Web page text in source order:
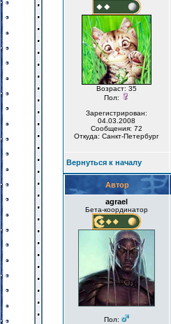
Возраст: 35
Пол:
Зарегистрирован:
04.03.2008
Сообщения: 72
Откуда: Санкт-Петербург
Вернуться к началу
Автор
agrael
Бета-координатор
Пол: